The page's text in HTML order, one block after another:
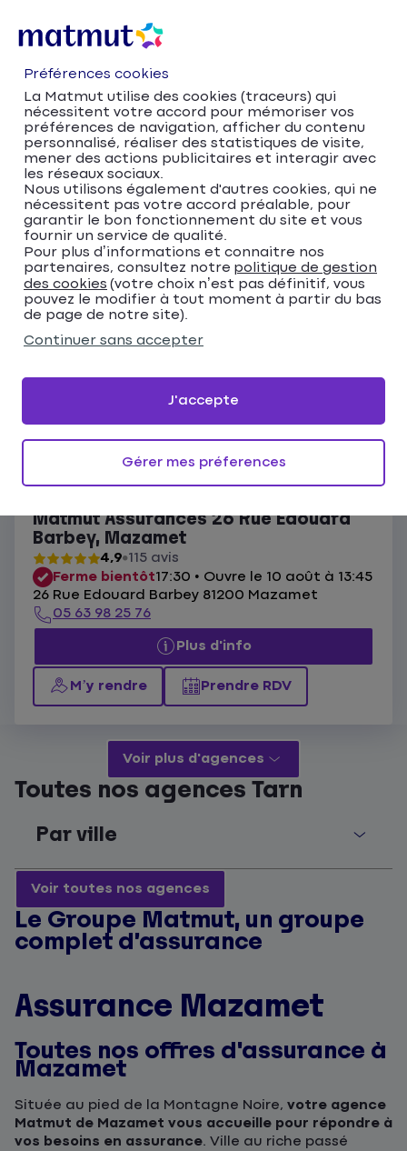
Accueil
Trouver votre agence Matmut
Occitanie
Tarn Mazamet
Trouver votre agence
Matmut
Veuillez renseigner une adresse
Me localiser
Ouvert actuellement
Les agences Matmut Mazamet
Carte
Matmut Assurances 26 Rue Edouard
Barbey, Mazamet
4,9 115 avis
Ferme bientôt17:30 • Ouvre le 10 août à 13:45
26 Rue Edouard Barbey 81200 Mazamet
05 63 98 25 76
Plus d'info
M’y rendre Prendre RDV
Voir plus d'agences
Toutes nos agences Tarn
Par ville
Voir toutes nos agences
Le Groupe Matmut, un groupe
complet d’assurance
Assurance Mazamet
Toutes nos offres d'assurance à
Mazamet
Située au pied de la Montagne Noire, votre agence
Matmut de Mazamet vous accueille pour répondre à
vos besoins en assurance. Ville au riche passé
Préférences cookies
La Matmut utilise des cookies (traceurs) qui
nécessitent votre accord pour mémoriser vos
préférences de navigation, afficher du contenu
personnalisé, réaliser des statistiques de visite,
mener des actions publicitaires et interagir avec
les réseaux sociaux.
Nous utilisons également d'autres cookies, qui ne
nécessitent pas votre accord préalable, pour
garantir le bon fonctionnement du site et vous
fournir un service de qualité.
Pour plus d’informations et connaitre nos
partenaires, consultez notre politique de gestion
des cookies (votre choix n’est pas définitif, vous
pouvez le modifier à tout moment à partir du bas
de page de notre site).
Continuer sans accepter
Gérer mes préferences
J'accepte